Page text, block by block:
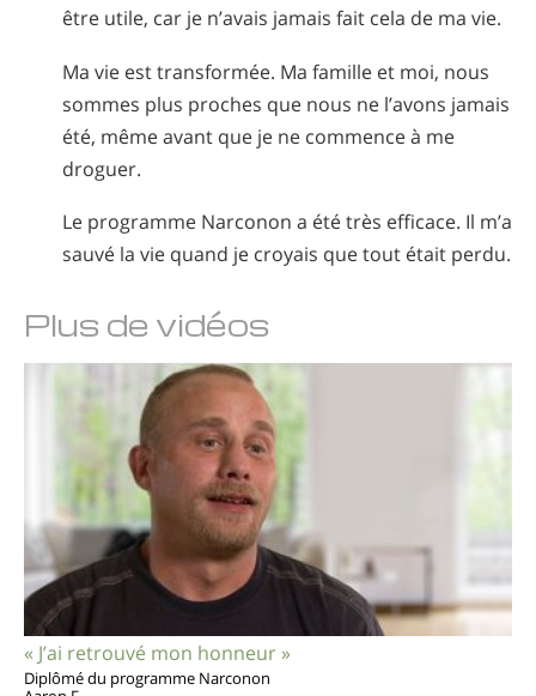
être utile, car je n’avais jamais fait cela de ma vie.
Ma vie est transformée. Ma famille et moi, nous
sommes plus proches que nous ne l’avons jamais
été, même avant que je ne commence à me
droguer.
Le programme Narconon a été très efficace. Il m’a
sauvé la vie quand je croyais que tout était perdu.
Plus de vidéos
« J’ai retrouvé mon honneur »
Diplômé du programme Narconon